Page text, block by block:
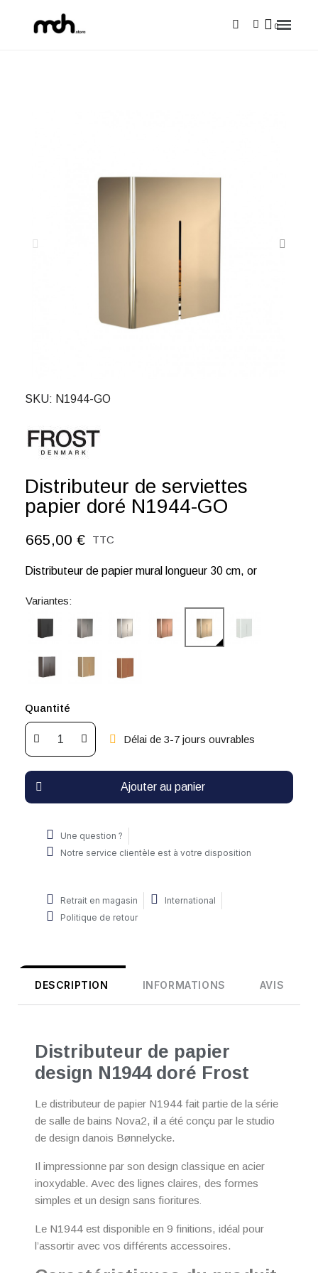
SKU N1944-GO
Distributeur de serviettes
papier doré N1944-GO
665,00 € TTC
Distributeur de papier mural longueur 30 cm, or
Variantes:
Quantité
Délai de 3-7 jours ouvrables
Ajouter au panier
Une question ?
Notre service clientèle est à votre disposition
Retrait en magasin
International
Politique de retour
DESCRIPTION INFORMATIONS AVIS
Distributeur de papier
design N1944 doré Frost
Le distributeur de papier N1944 fait partie de la série
de salle de bains Nova2, il a été conçu par le studio
de design danois Bønnelycke.
Il impressionne par son design classique en acier
inoxydable. Avec des lignes claires, des formes
simples et un design sans fioritures.
Le N1944 est disponible en 9 finitions, idéal pour
l’assortir avec vos différents accessoires.